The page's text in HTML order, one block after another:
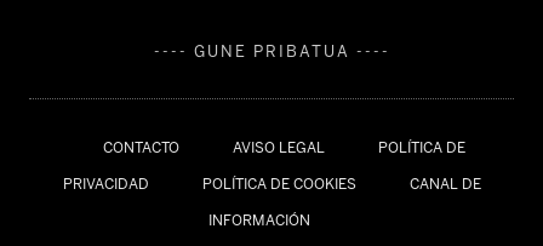
CONTACTO AVISO LEGAL POLÍTICA DE
PRIVACIDAD POLÍTICA DE COOKIES CANAL DE
INFORMACIÓN
---- GUNE PRIBATUA ----